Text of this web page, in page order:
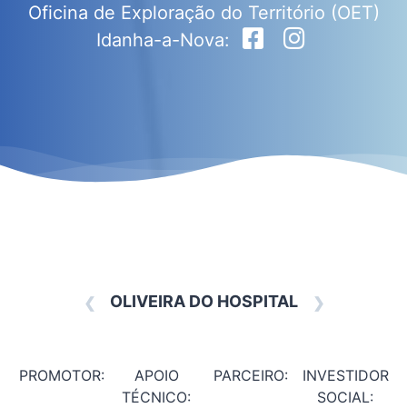
Oficina de Exploração do Território (OET)
Idanha-a-Nova:
❮ OLIVEIRA DO HOSPITAL ❯
PROMOTOR:
APOIO
TÉCNICO:
PARCEIRO:
INVESTIDOR
SOCIAL: